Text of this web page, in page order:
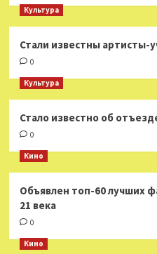
Культура
Стали известны артисты-
0
Культура
Стало известно об
0
Кино
Объявлен топ-60 лучших
21 века
0
Кино